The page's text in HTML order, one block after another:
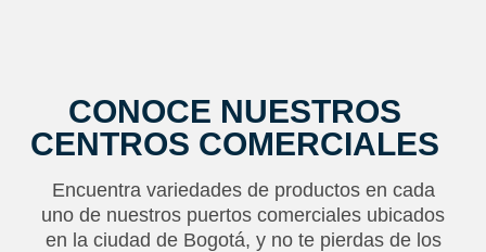
CONOCE NUESTROS
CENTROS COMERCIALES
Encuentra variedades de productos en cada
uno de nuestros puertos comerciales ubicados
en la ciudad de Bogotá, y no te pierdas de los